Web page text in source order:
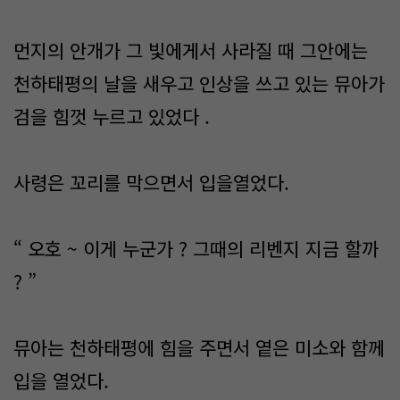
먼지의 안개가 그 빛에게서 사라질 때 그안에는
천하태평의 날을 새우고 인상을 쓰고 있는 뮤아가
검을 힘껏 누르고 있었다 .
사령은 꼬리를 막으면서 입을열었다.
“ 오호 ~ 이게 누군가 ? 그때의 리벤지 지금 할까
? ”
뮤아는 천하태평에 힘을 주면서 옅은 미소와 함께
입을 열었다.